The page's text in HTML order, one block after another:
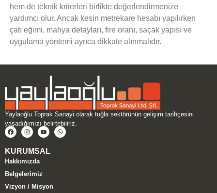
hem de teknik kriterleri birlikte değerlendirmenize
yardımcı olur. Ancak kesin metrekare hesabı yapılırken
çatı eğimi, mahya detayları, fire oranı, saçak yapısı ve
uygulama yöntemi ayrıca dikkate alınmalıdır.
Yaylaoğlu Toprak Sanayi olarak tuğla sektörünün gelişim tarihçesini
yaşadığımızı belirtebiliriz.
KURUMSAL
Hakkımızda
Belgelerimiz
Vizyon / Misyon